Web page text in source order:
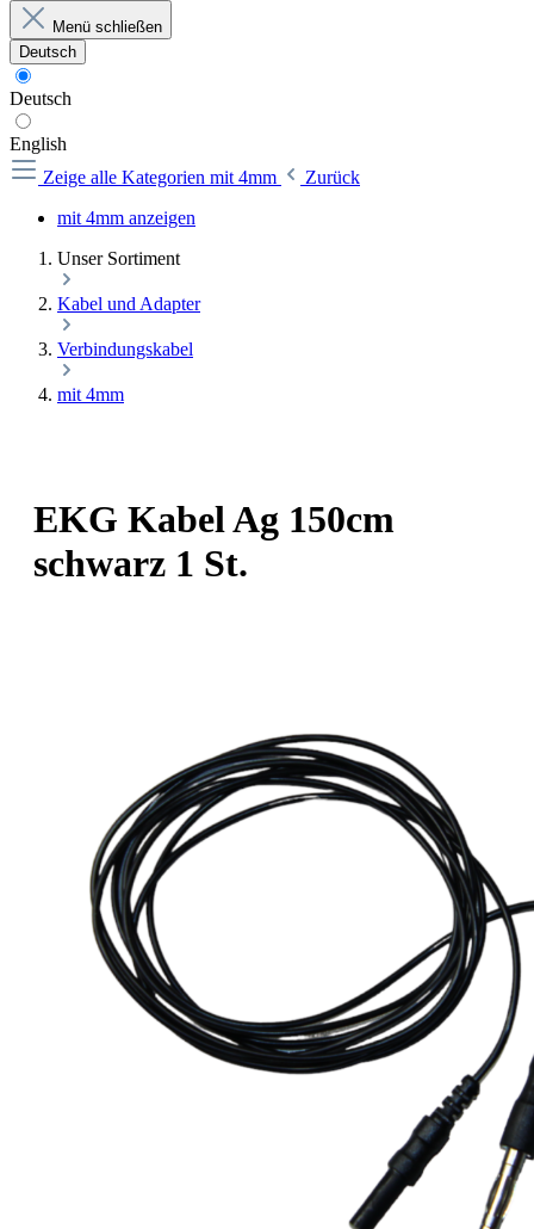
Menü schließen
Deutsch
Deutsch
English
Zeige alle Kategorien mit 4mm
Zurück
mit 4mm anzeigen
Unser Sortiment
Kabel und Adapter
Verbindungskabel
mit 4mm
EKG Kabel Ag 150cm
schwarz 1 St.